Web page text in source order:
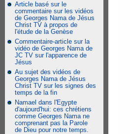
Article basé sur le
commentaire sur les vidéos
de Georges Nama de Jésus
Christ TV à propos de
l'étude de la Genèse
Commentaire-article sur la
vidéo de Georges Nama de
JC TV sur l'apparence de
Jésus
Au sujet des vidéos de
Georges Nama de Jésus
Christ TV sur les signes des
temps de la fin
Namael dans l'Egypte
d'aujourd'hui: ces chrétiens
comme Georges Nama ne
comprenant pas la Parole
de Dieu pour notre temps.